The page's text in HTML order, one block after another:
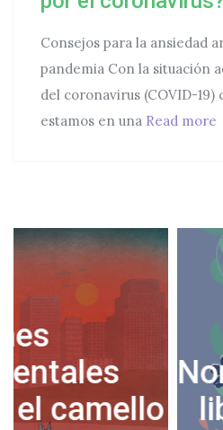
Consejos para la ansiedad
pandemia Con la situación
del coronavirus (COVID-
estamos en una Read more
libres por